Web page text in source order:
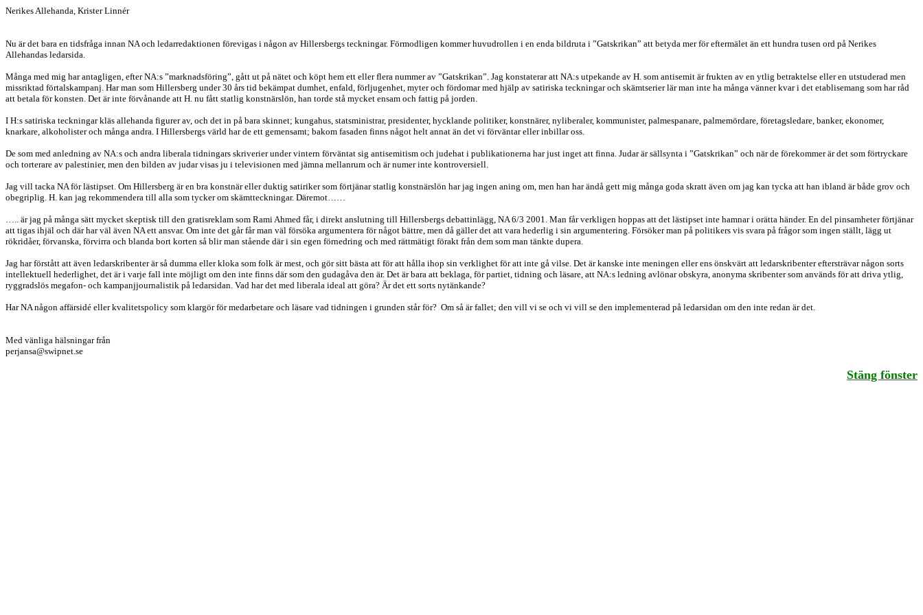
Nerikes Allehanda, Krister Linnér
Nu är det bara en tidsfråga innan NA och ledarredaktionen förevigas i någon av Hillersbergs teckningar. Förmodligen kommer huvudrollen i en enda bildruta i ”Gatskrikan” att betyda mer för eftermälet än ett hundra tusen ord på Nerikes
Allehandas ledarsida.
Många med mig har antagligen, efter NA:s ”marknadsföring”, gått ut på nätet och köpt hem ett eller flera nummer av ”Gatskrikan”. Jag konstaterar att NA:s utpekande av H. som antisemit är frukten av en ytlig betraktelse eller en utstuderad men
missriktad förtalskampanj. Har man som Hillersberg under 30 års tid bekämpat dumhet, enfald, förljugenhet, myter och fördomar med hjälp av satiriska teckningar och skämtserier lär man inte ha många vänner kvar i det etablisemang som har råd
att betala för konsten. Det är inte förvånande att H. nu fått statlig konstnärslön, han torde stå mycket ensam och fattig på jorden.
I H:s satiriska teckningar kläs allehanda figurer av, och det in på bara skinnet; kungahus, statsministrar, presidenter, hycklande politiker, konstnärer, nyliberaler, kommunister, palmespanare, palmemördare, företagsledare, banker, ekonomer,
knarkare, alkoholister och många andra. I Hillersbergs värld har de ett gemensamt; bakom fasaden finns något helt annat än det vi förväntar eller inbillar oss.
De som med anledning av NA:s och andra liberala tidningars skriverier under vintern förväntat sig antisemitism och judehat i publikationerna har just inget att finna. Judar är sällsynta i ”Gatskrikan” och när de förekommer är det som förtryckare
och torterare av palestinier, men den bilden av judar visas ju i televisionen med jämna mellanrum och är numer inte kontroversiell.
Jag vill tacka NA för lästipset. Om Hillersberg är en bra konstnär eller duktig satiriker som förtjänar statlig konstnärslön har jag ingen aning om, men han har ändå gett mig många goda skratt även om jag kan tycka att han ibland är både grov och
obegriplig. H. kan jag rekommendera till alla som tycker om skämtteckningar. Däremot……
….. är jag på många sätt mycket skeptisk till den gratisreklam som Rami Ahmed får, i direkt anslutning till Hillersbergs debattinlägg, NA 6/3 2001. Man får verkligen hoppas att det lästipset inte hamnar i orätta händer. En del pinsamheter förtjänar
att tigas ihjäl och där har väl även NA ett ansvar. Om inte det går får man väl försöka argumentera för något bättre, men då gäller det att vara hederlig i sin argumentering. Försöker man på politikers vis svara på frågor som ingen ställt, lägg ut
rökridåer, förvanska, förvirra och blanda bort korten så blir man stående där i sin egen förnedring och med rättmätigt förakt från dem som man tänkte dupera.
Jag har förstått att även ledarskribenter är så dumma eller kloka som folk är mest, och gör sitt bästa att för att hålla ihop sin verklighet för att inte gå vilse. Det är kanske inte meningen eller ens önskvärt att ledarskribenter eftersträvar någon sorts
intellektuell hederlighet, det är i varje fall inte möjligt om den inte finns där som den gudagåva den är. Det är bara att beklaga, för partiet, tidning och läsare, att NA:s ledning avlönar obskyra, anonyma skribenter som används för att driva ytlig,
ryggradslös megafon- och kampanjjournalistik på ledarsidan. Vad har det med liberala ideal att göra? Är det ett sorts nytänkande?
Har NA någon affärsidé eller kvalitetspolicy som klargör för medarbetare och läsare vad tidningen i grunden står för? Om så är fallet; den vill vi se och vi vill se den implementerad på ledarsidan om den inte redan är det.
Med vänliga hälsningar från
perjansa@swipnet.se
Stäng fönster